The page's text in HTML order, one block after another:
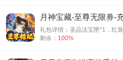
月神宝藏-至尊无限券-
剩余： 100%